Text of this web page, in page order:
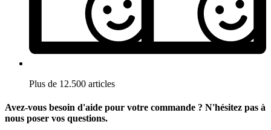
Plus de 12.500 articles
Avez-vous besoin d'aide pour votre commande ? N'hésitez pas à
nous poser vos questions.